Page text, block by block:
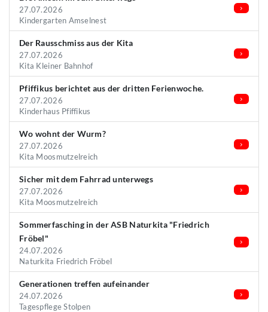
27.07.2026
Kindergarten Amselnest
Der Rausschmiss aus der Kita
27.07.2026
Kita Kleiner Bahnhof
Pfiffikus berichtet aus der dritten Ferienwoche.
27.07.2026
Kinderhaus Pfiffikus
Wo wohnt der Wurm?
27.07.2026
Kita Moosmutzelreich
Sicher mit dem Fahrrad unterwegs
27.07.2026
Kita Moosmutzelreich
Sommerfasching in der ASB Naturkita "Friedrich
Fröbel"
24.07.2026
Naturkita Friedrich Fröbel
Generationen treffen aufeinander
24.07.2026
Tagespflege Stolpen